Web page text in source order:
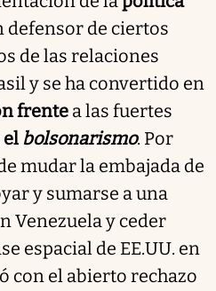
defensor de ciertos
de las relaciones
y se ha convertido en
frente a las fuertes
el bolsonarismo. Por
mudar la embajada de
y sumarse a una
Venezuela y ceder
espacial de EE.UU. en
con el abierto rechazo